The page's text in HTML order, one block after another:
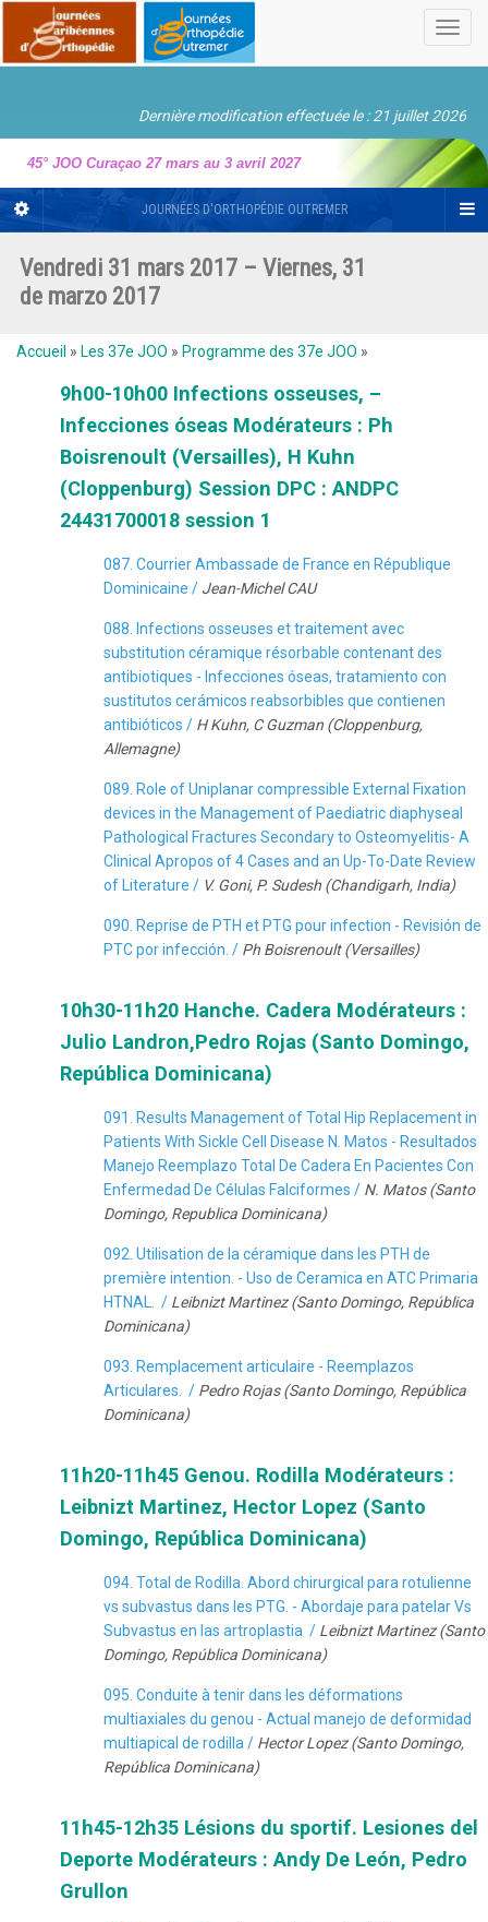
Dernière modification effectuée le : 21 juillet 2026
45° JOO Curaçao 27 mars au 3 avril 2027
JOURNÉES D'ORTHOPÉDIE OUTREMER
Vendredi 31 mars 2017 – Viernes, 31
de marzo 2017
Accueil » Les 37e JOO » Programme des 37e JOO »
9h00-10h00 Infections osseuses, –
Infecciones óseas Modérateurs : Ph
Boisrenoult (Versailles), H Kuhn
(Cloppenburg) Session DPC : ANDPC
24431700018 session 1
087. Courrier Ambassade de France en République
Dominicaine / Jean-Michel CAU
088. Infections osseuses et traitement avec
substitution céramique résorbable contenant des
antibiotiques - Infecciones óseas, tratamiento con
sustitutos cerámicos reabsorbibles que contienen
antibióticos / H Kuhn, C Guzman (Cloppenburg,
Allemagne)
089. Role of Uniplanar compressible External Fixation
devices in the Management of Paediatric diaphyseal
Pathological Fractures Secondary to Osteomyelitis- A
Clinical Apropos of 4 Cases and an Up-To-Date Review
of Literature / V. Goni, P. Sudesh (Chandigarh, India)
090. Reprise de PTH et PTG pour infection - Revisión de
PTC por infección. / Ph Boisrenoult (Versailles)
10h30-11h20 Hanche. Cadera Modérateurs :
Julio Landron,Pedro Rojas (Santo Domingo,
República Dominicana)
091. Results Management of Total Hip Replacement in
Patients With Sickle Cell Disease N. Matos - Resultados
Manejo Reemplazo Total De Cadera En Pacientes Con
Enfermedad De Células Falciformes / N. Matos (Santo
Domingo, Republica Dominicana)
092. Utilisation de la céramique dans les PTH de
première intention. - Uso de Ceramica en ATC Primaria
HTNAL. / Leibnizt Martinez (Santo Domingo, República
Dominicana)
093. Remplacement articulaire - Reemplazos
Articulares. / Pedro Rojas (Santo Domingo, República
Dominicana)
11h20-11h45 Genou. Rodilla Modérateurs :
Leibnizt Martinez, Hector Lopez (Santo
Domingo, República Dominicana)
094. Total de Rodilla. Abord chirurgical para rotulienne
vs subvastus dans les PTG. - Abordaje para patelar Vs
Subvastus en las artroplastia / Leibnizt Martinez (Santo
Domingo, República Dominicana)
095. Conduite à tenir dans les déformations
multiaxiales du genou - Actual manejo de deformidad
multiapical de rodilla / Hector Lopez (Santo Domingo,
República Dominicana)
11h45-12h35 Lésions du sportif. Lesiones del
Deporte Modérateurs : Andy De León, Pedro
Grullon